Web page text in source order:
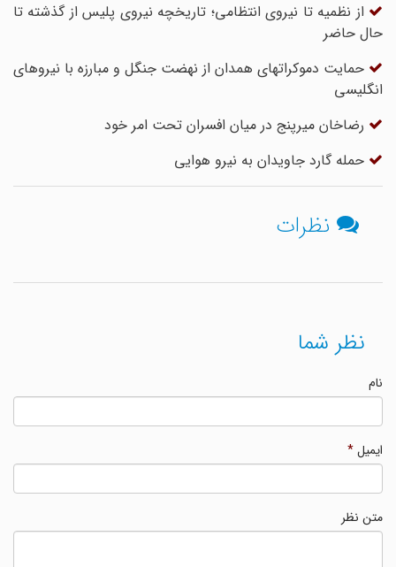
از نظمیه تا نیروی انتظامی؛ تاریخچه نیروی پلیس از گذشته تا
حال حاضر
حمایت دموکراتهای همدان از نهضت جنگل و مبارزه با نیروهای
انگلیسی
رضاخان میرپنج در میان افسران تحت امر خود
حمله گارد جاویدان به نیرو هوایی
نظرات
نظر شما
ایمیل*
متن نظر